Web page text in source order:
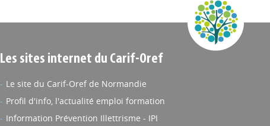
Les sites internet du Carif-Oref
Le site du Carif-Oref de Normandie
Profil d'info, l'actualité emploi formation
Information Prévention Illettrisme - IPI